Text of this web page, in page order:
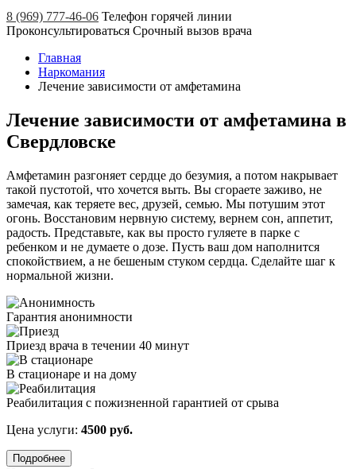
8 (969) 777-46-06 Телефон горячей линии
Проконсультироваться Срочный вызов врача
Главная
Наркомания
Лечение зависимости от амфетамина
Лечение зависимости от амфетамина в
Свердловске
Амфетамин разгоняет сердце до безумия, а потом накрывает
такой пустотой, что хочется выть. Вы сгораете заживо, не
замечая, как теряете вес, друзей, семью. Мы потушим этот
огонь. Восстановим нервную систему, вернем сон, аппетит,
радость. Представьте, как вы просто гуляете в парке с
ребенком и не думаете о дозе. Пусть ваш дом наполнится
спокойствием, а не бешеным стуком сердца. Сделайте шаг к
нормальной жизни.
Гарантия анонимности
Приезд врача в течении 40 минут
В стационаре и на дому
Реабилитация с пожизненной гарантией от срыва
Цена услуги: 4500 руб.
Подробнее